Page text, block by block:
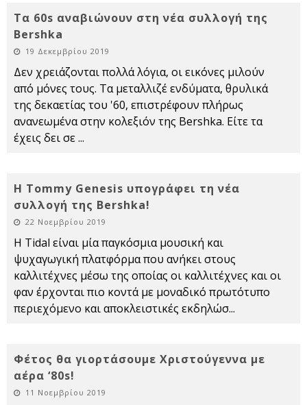
Τα 60s αναβιώνουν στη νέα συλλογή της
Bershka
19 Δεκεμβρίου 2019
Δεν χρειάζονται πολλά λόγια, οι εικόνες μιλούν
από μόνες τους. Τα μεταλλιζέ ενδύματα, θρυλικά
της δεκαετίας του '60, επιστρέφουν πλήρως
ανανεωμένα στην κολεξιόν της Bershka. Είτε τα
έχεις δει σε...
Η Tommy Genesis υπογράφει τη νέα
συλλογή της Bershka!
22 Νοεμβρίου 2019
Η Tidal είναι μία παγκόσμια μουσική και
ψυχαγωγική πλατφόρμα που ανήκει στους
καλλιτέχνες μέσω της οποίας οι καλλιτέχνες και οι
φαν έρχονται πιο κοντά με μοναδικό πρωτότυπο
περιεχόμενο και αποκλειστικές εκδηλώσ...
Φέτος θα γιορτάσουμε Χριστούγεννα με
αέρα ‘80s!
11 Νοεμβρίου 2019